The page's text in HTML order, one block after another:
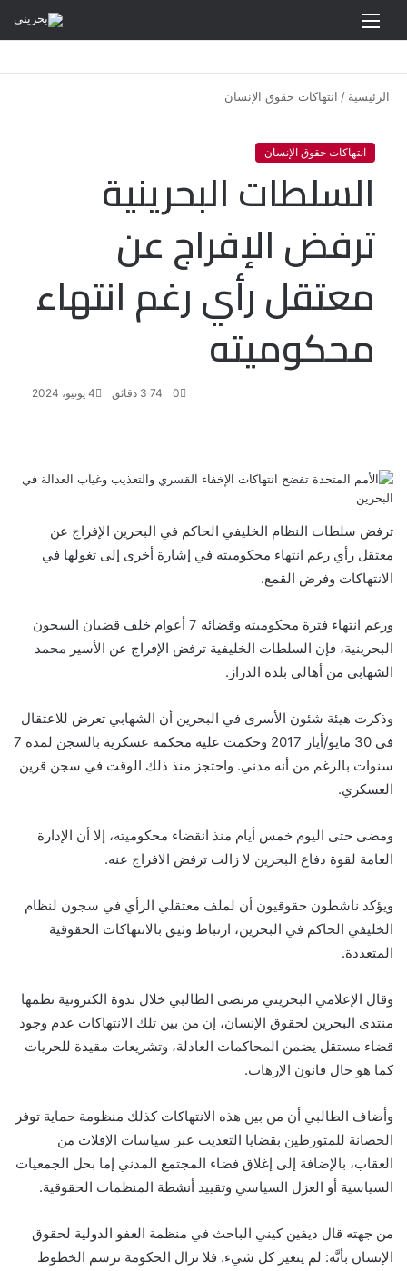
الرئيسية / انتهاكات حقوق الإنسان
انتهاكات حقوق الإنسان
السلطات البحرينية
ترفض الإفراج عن
معتقل رأي رغم انتهاء
محكوميته
4 يونيو، 2024 0
ي
س
ب
ك
و
ي
ت
ي
ن
ك
إ
ن
u
m
r
ن
ت
ي
س
e
d
t
ت
س
ب
ترفض سلطات النظام الخليفي الحاكم في البحرين الإفراج عن
معتقل رأي رغم انتهاء محكوميته في إشارة أخرى إلى تغولها في
الانتهاكات وفرض القمع.
ورغم انتهاء فترة محكوميته وقضائه 7 أعوام خلف قضبان السجون
البحرينية، فإن السلطات الخليفية ترفض الإفراج عن الأسير محمد
الشهابي من أهالي بلدة الدراز.
وذكرت هيئة شئون الأسرى في البحرين أن الشهابي تعرض للاعتقال
في 30 مايو/أيار 2017 وحكمت عليه محكمة عسكرية بالسجن لمدة 7
سنوات بالرغم من أنه مدني. واحتجز منذ ذلك الوقت في سجن قرين
العسكري.
ومضى حتى اليوم خمس أيام منذ انقضاء محكوميته، إلا أن الإدارة
العامة لقوة دفاع البحرين لا زالت ترفض الافراج عنه.
ويؤكد ناشطون حقوقيون أن لملف معتقلي الرأي في سجون لنظام
الخليفي الحاكم في البحرين، ارتباط وثيق بالانتهاكات الحقوقية
المتعددة.
وقال الإعلامي البحريني مرتضى الطالبي خلال ندوة الكترونية نظمها
منتدى البحرين لحقوق الإنسان، إن من بين تلك الانتهاكات عدم وجود
قضاء مستقل يضمن المحاكمات العادلة، وتشريعات مقيدة للحريات
كما هو حال قانون الإرهاب.
وأضاف الطالبي أن من بين هذه الانتهاكات كذلك منظومة حماية توفر
الحصانة للمتورطين بقضايا التعذيب عبر سياسات الإفلات من
العقاب، بالإضافة إلى إغلاق فضاء المجتمع المدني إما بحل الجمعيات
السياسية أو العزل السياسي وتقييد أنشطة المنظمات الحقوقية.
من جهته قال ديفين كيني الباحث في منظمة العفو الدولية لحقوق
الإنسان بأنَّه: لم يتغير كل شيء. فلا تزال الحكومة ترسم الخطوط